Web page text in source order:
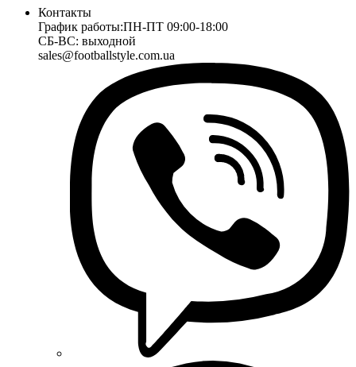
Контакты
График работы:ПН-ПТ 09:00-18:00
СБ-ВС: выходной
sales@footballstyle.com.ua